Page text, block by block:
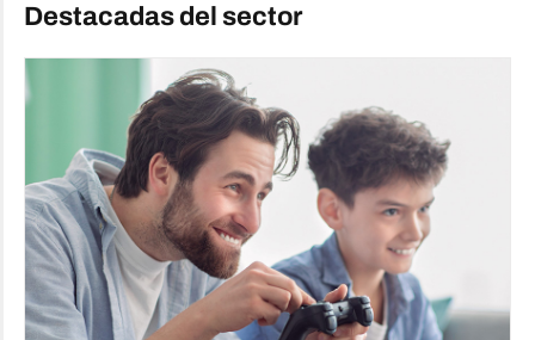
Destacadas del sector